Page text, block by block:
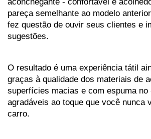
pareça semelhante ao modelo
fez questão de ouvir seus clientes e
sugestões.
O resultado é uma experiência tátil
graças à qualidade dos materiais de
superfícies macias e com espuma
agradáveis ao toque que você nunca
carro.